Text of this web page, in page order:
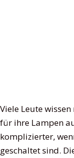
Viele Leute
für ihre Lampen
komplizierter,
geschaltet sind.